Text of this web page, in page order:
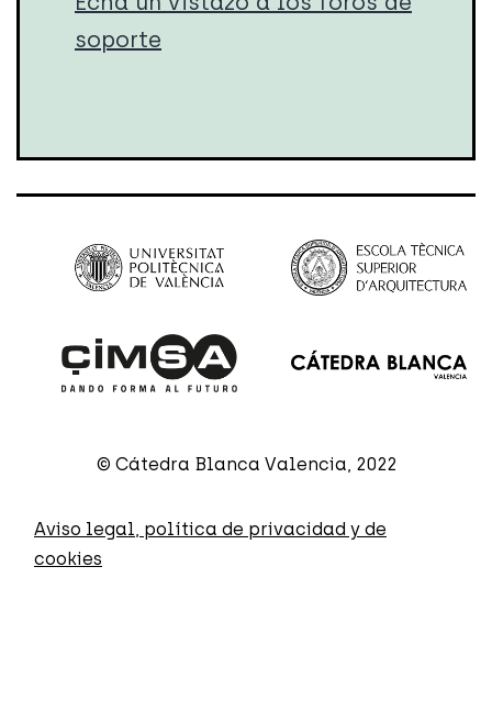
soporte
© Cátedra Blanca Valencia, 2022
Aviso legal, política de privacidad y de
cookies